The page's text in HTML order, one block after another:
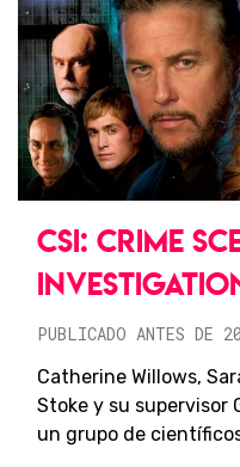
CSI: CRIME
PUBLICADO ANTES DE
Catherine Willows,
Stoke y su supervisor
un grupo de